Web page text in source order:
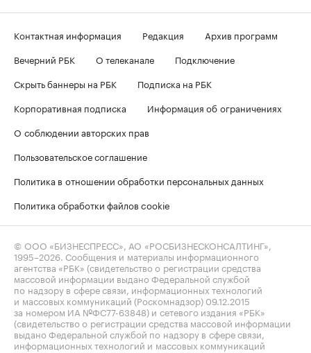
Контактная информация Редакция
Архив программ
Вечерний РБК
О телеканале
Подключение
Скрыть баннеры на РБК
Подписка на РБК
Корпоративная подписка
Информация об ограничениях
О соблюдении авторских прав
Пользовательское соглашение
Политика в отношении обработки персональных данных
Политика обработки файлов cookie
© ООО «БИЗНЕСПРЕСС», АО «РОСБИЗНЕСКОНСАЛТИНГ»,
1995–2026 . Сообщения и материалы информационного
агентства «РБК» (свидетельство о регистрации средства
массовой информации выдано Федеральной службой
по надзору в сфере связи, информационных технологий
и массовых коммуникаций (Роскомнадзор) 09.12.2015
за номером ИА №ФС77-63848) и сетевого издания «РБК»
(свидетельство о регистрации средства массовой информации
выдано Федеральной службой по надзору в сфере связи,
информационных технологий и массовых коммуникаций